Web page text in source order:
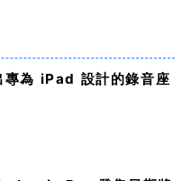
為 iPad 設計的錄音座